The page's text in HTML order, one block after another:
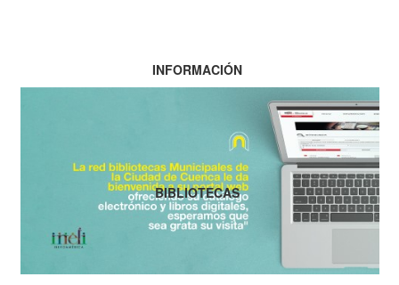
INFORMACIÓN
BIBLIOTECAS